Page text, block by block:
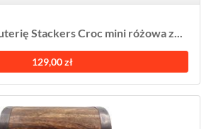
Stackers Croc mini różowa z...
129,00 zł